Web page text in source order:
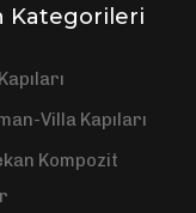
Kategorileri
Villa Kapıları
Kompozit